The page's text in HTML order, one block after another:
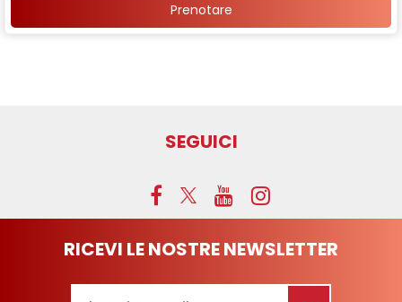
Prenotare
SEGUICI
RICEVI LE NOSTRE NEWSLETTER